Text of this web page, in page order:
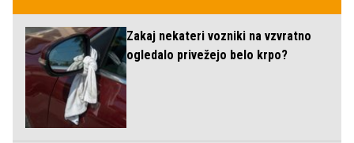
Zakaj nekateri vozniki na vzvratno
ogledalo privežejo belo krpo?